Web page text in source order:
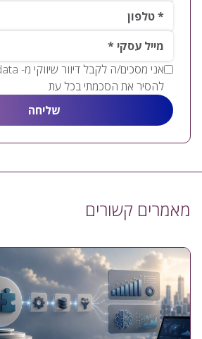
טלפון*
*מייל עסקי
להסיר את הסכמתי בכל עת
מאמרים קשורים